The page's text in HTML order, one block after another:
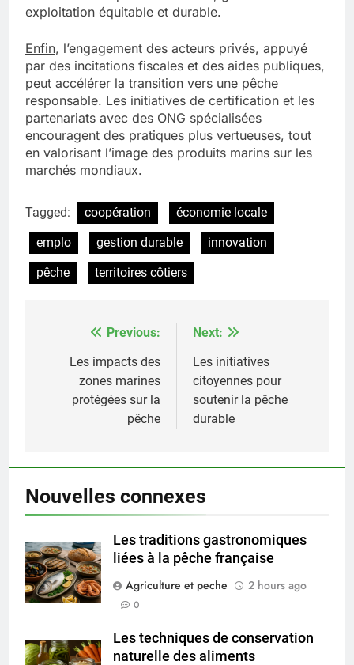
exploitation équitable et durable.
Enfin, l’engagement des acteurs privés, appuyé
par des incitations fiscales et des aides publiques,
peut accélérer la transition vers une pêche
responsable. Les initiatives de certification et les
partenariats avec des ONG spécialisées
encouragent des pratiques plus vertueuses, tout
en valorisant l’image des produits marins sur les
marchés mondiaux.
Tagged: coopération
économie locale
emplo
gestion durable
innovation
pêche
territoires côtiers
navigation
Previous:
Les impacts des
zones marines
protégées sur la
pêche
Next:
Les initiatives
citoyennes pour
soutenir la pêche
durable
Nouvelles connexes
Les traditions gastronomiques
liées à la pêche française
Agriculture et peche
2 hours ago
0
Les techniques de conservation
naturelle des aliments